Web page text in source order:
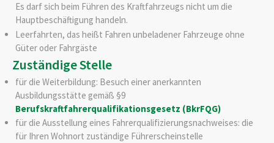
Es darf sich beim Führen des Kraftfahrzeugs nicht um die
Hauptbeschäftigung handeln.
Leerfahrten, das heißt Fahren unbeladener Fahrzeuge ohne
Güter oder Fahrgäste
Zuständige Stelle
für die Weiterbildung: Besuch einer anerkannten
Ausbildungsstätte gemäß §9
Berufskraftfahrerqualifikationsgesetz (BkrFQG)
für die Ausstellung eines Fahrerqualifizierungsnachweises: die
für Ihren Wohnort zuständige Führerscheinstelle